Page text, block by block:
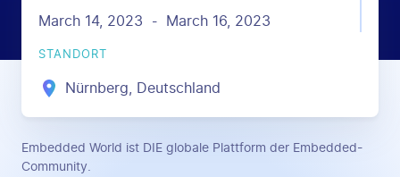
March 14, 2023 - March 16, 2023
STANDORT
Nürnberg, Deutschland
Embedded World ist DIE globale Plattform der Embedded-
Community.